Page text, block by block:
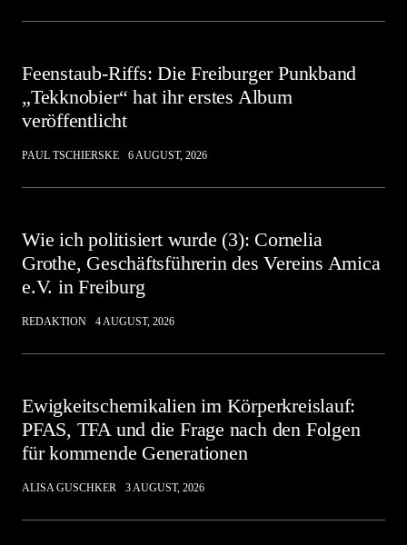
Feenstaub-Riffs: Die Freiburger Punkband
„Tekknobier“ hat ihr erstes Album
veröffentlicht
PAUL TSCHIERSKE 6 AUGUST, 2026
Wie ich politisiert wurde (3): Cornelia
Grothe, Geschäftsführerin des Vereins Amica
e.V. in Freiburg
REDAKTION 4 AUGUST, 2026
Ewigkeitschemikalien im Körperkreislauf:
PFAS, TFA und die Frage nach den Folgen
für kommende Generationen
ALISA GUSCHKER 3 AUGUST, 2026